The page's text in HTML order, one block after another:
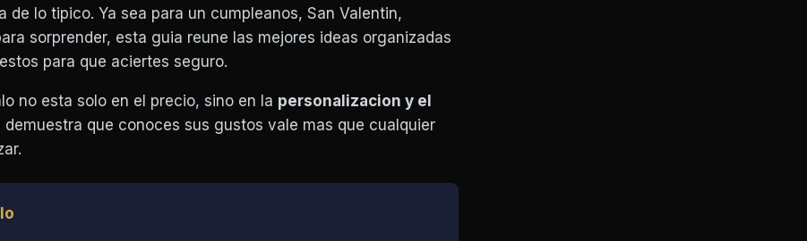
de lo tipico. Ya sea para un cumpleanos, San Valentin,
sorprender, esta guia reune las mejores ideas organizadas
para que aciertes seguro.
no esta solo en el precio, sino en la personalizacion y el
demuestra que conoces sus gustos vale mas que cualquier